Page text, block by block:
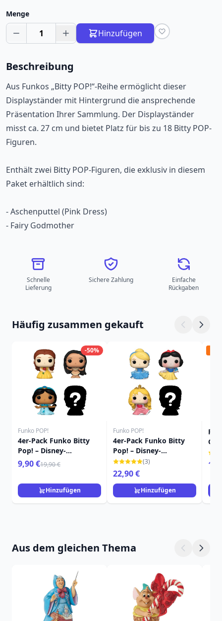
Menge
1 Hinzufügen
Beschreibung
Aus Funkos „Bitty POP!“-Reihe ermöglicht dieser
Displayständer mit Hintergrund die ansprechende
Präsentation Ihrer Sammlung. Der Displayständer
misst ca. 27 cm und bietet Platz für bis zu 18 Bitty POP-
Figuren.
Enthält zwei Bitty POP-Figuren, die exklusiv in diesem
Paket erhältlich sind:
- Aschenputtel (Pink Dress)
- Fairy Godmother
Schnelle
Lieferung
Sichere Zahlung
Einfache
Rückgaben
Häufig zusammen gekauft
-50%
Funko POP!
4er-Pack Funko Bitty
Pop! – Disney-
Prinzessinnen
9,90 €19,90 €
Hinzufügen
Funko POP!
4er-Pack Funko Bitty
Pop! – Disney-
Prinzessinnen
(3)
22,90 €
Hinzufügen
Aus dem gleichen Thema